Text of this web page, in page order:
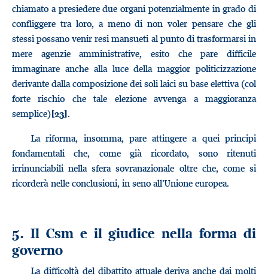
chiamato a presiedere due organi potenzialmente in grado di
confliggere tra loro, a meno di non voler pensare che gli
stessi possano venir resi mansueti al punto di trasformarsi in
mere agenzie amministrative, esito che pare difficile
immaginare anche alla luce della maggior politicizzazione
derivante dalla composizione dei soli laici su base elettiva (col
forte rischio che tale elezione avvenga a maggioranza
semplice)[23].
La riforma, insomma, pare attingere a quei principi
fondamentali che, come già ricordato, sono ritenuti
irrinunciabili nella sfera sovranazionale oltre che, come si
ricorderà nelle conclusioni, in seno all’Unione europea.
5. Il Csm e il giudice nella forma di
governo
La difficoltà del dibattito attuale deriva anche dai molti